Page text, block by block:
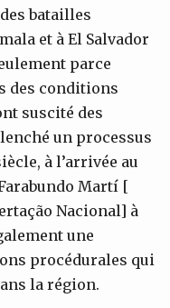
batailles
et à El Salvador
parce
des conditions
suscité des
un processus
à l’arrivée au
Martí [
Nacional] à
une
procédurales qui
la région.